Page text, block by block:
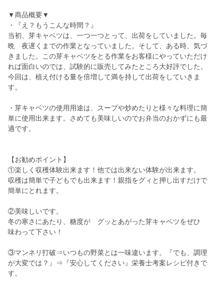
▼商品概要▼
・『え？もうこんな時間？』
当初、芽キャベツは、一つ一つとって、出荷をしていました。毎
晩 夜遅くまでの作業となっていました。そして、ある時、気づ
きました。この芽キャベツをとる作業をお客様にやっていただけ
れば面白いのでは、試験的に販売してみたところ大好評でした。
今回は、植え付ける量を倍増して満を持して出荷をしていきま
す。
・芽キャベツの使用用途は、スープや炒めたりと様々な料理に簡
単に使用出来ます。さめても美味しいのでお弁当のおかずにも最
適です。
【お勧めポイント】
①楽しく収穫体験出来ます！他では出来ない体験が出来ます。
収穫は簡単で子どもでも出来ます！親指をグィと押し出すだけで
簡単にとれます。
②美味しいです。
冬の寒さにあたり、糖度が グッとあがった芽キャベツをぜひ
味わって下さい！
③マンネリ打破⇒いつもの野菜とは一味違います。『でも、調理
が大変では？』⇒『安心してください』栄養士考案レシピ付きで
す。